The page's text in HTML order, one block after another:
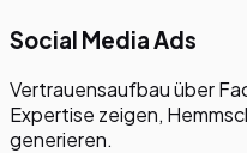
Social Media Ads
Vertrauensaufbau über
Expertise zeigen,
generieren.